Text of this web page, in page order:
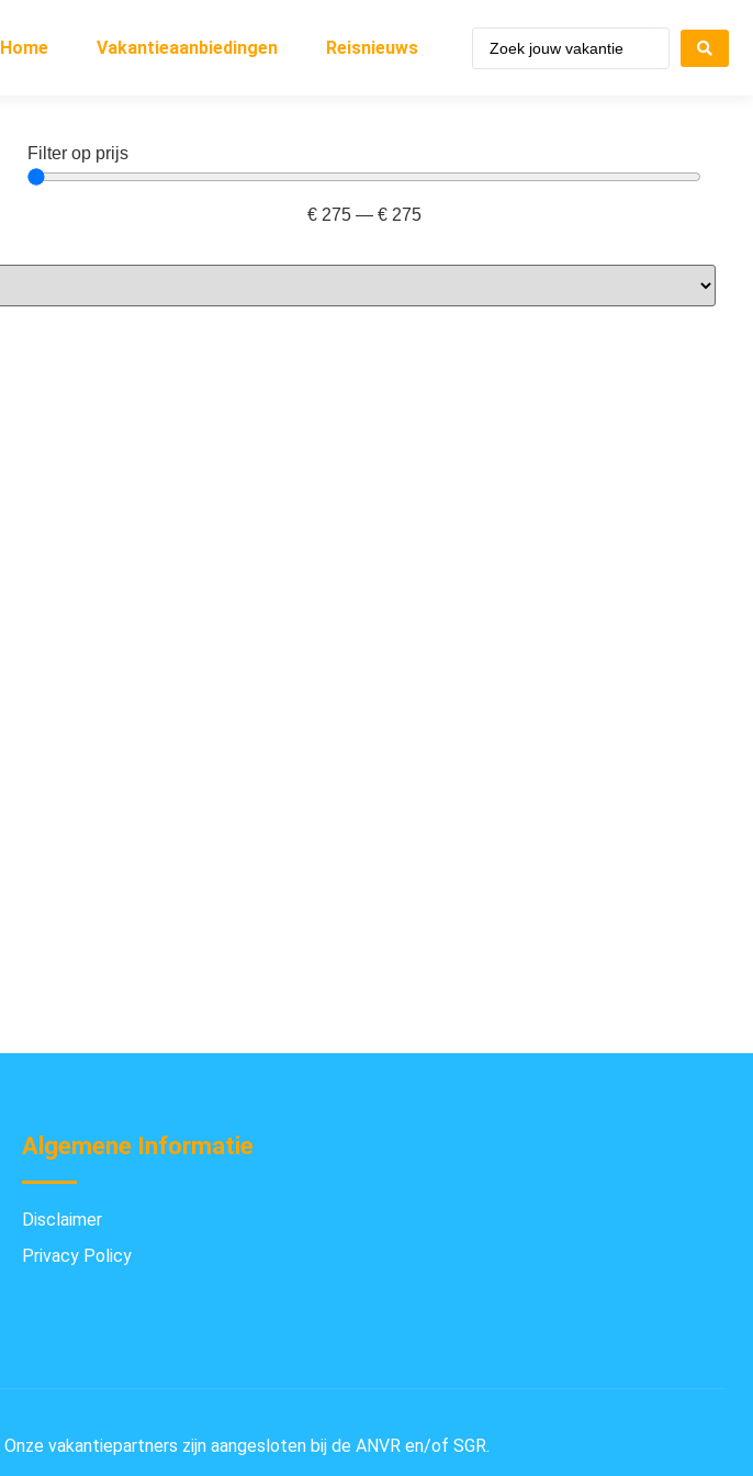
Home Vakantieaanbiedingen Reisnieuws
Filter op prijs
€ 275 — € 275
Algemene Informatie
Disclaimer
Privacy Policy
Onze vakantiepartners zijn aangesloten bij de ANVR en/of SGR.